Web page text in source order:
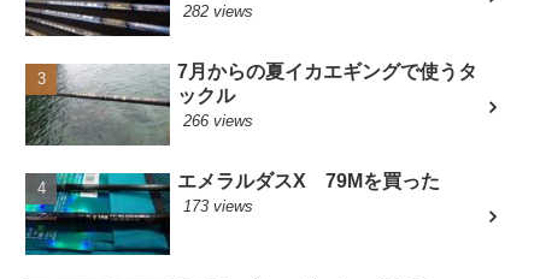
282 views
7月からの夏イカエギングで使うタ
ックル
266 views
エメラルダスX 79Mを買った
173 views